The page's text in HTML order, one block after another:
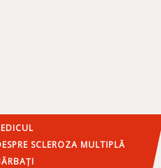
SCLEROZA MULTIPLĂ